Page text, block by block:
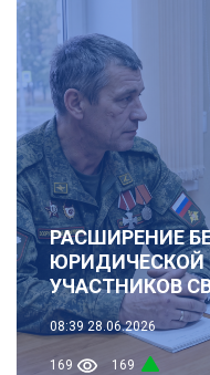
РАСШИРЕНИЕ
УЧАСТНИКОВ
08:39 28.06.2026
169 169